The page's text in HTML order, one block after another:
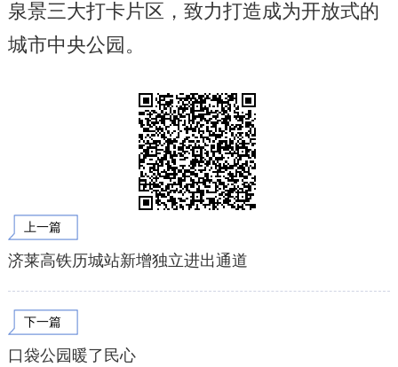
泉景三大打卡片区，致力打造成为开放式的
城市中央公园。
上一篇
济莱高铁历城站新增独立进出通道
下一篇
口袋公园暖了民心